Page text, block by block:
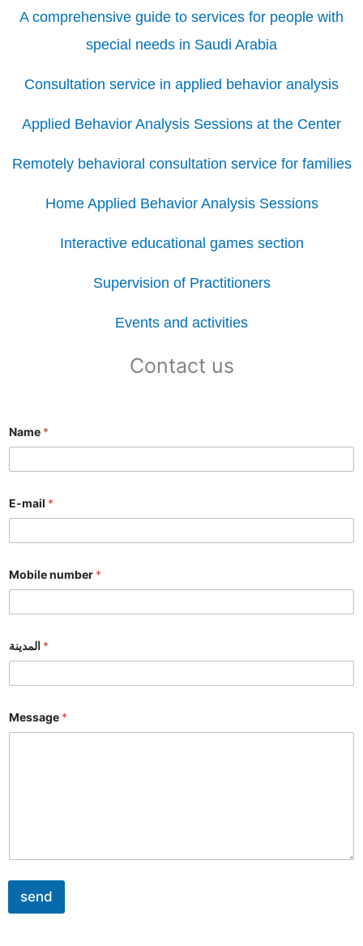
A comprehensive guide to services for people with
special needs in Saudi Arabia
Consultation service in applied behavior analysis
Applied Behavior Analysis Sessions at the Center
Remotely behavioral consultation service for families
Home Applied Behavior Analysis Sessions
Interactive educational games section
Supervision of Practitioners
Events and activities
Contact us
Name *
E-mail *
Mobile number *
*
Message *
send